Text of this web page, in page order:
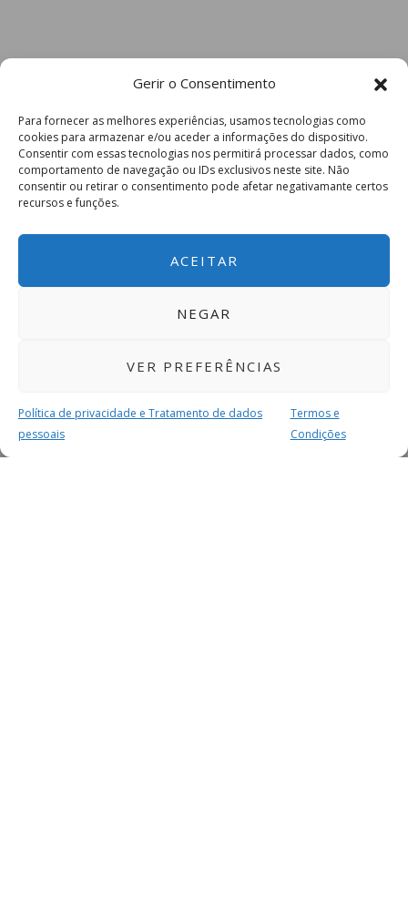
Gerir o Consentimento
Para fornecer as melhores experiências, usamos tecnologias como
cookies para armazenar e/ou aceder a informações do dispositivo.
Consentir com essas tecnologias nos permitirá processar dados, como
comportamento de navegação ou IDs exclusivos neste site. Não
consentir ou retirar o consentimento pode afetar negativamante certos
recursos e funções.
ACEITAR
NEGAR
VER PREFERÊNCIAS
Política de privacidade e Tratamento de dados
pessoais
Termos e
Condições